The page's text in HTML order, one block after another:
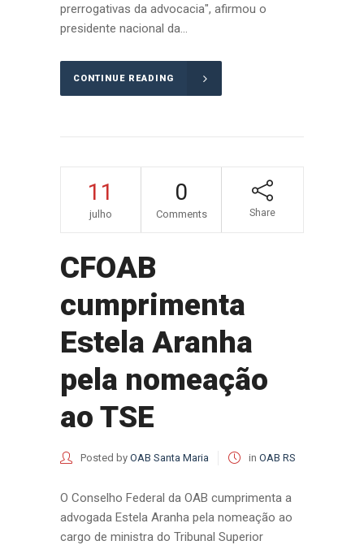
prerrogativas da advocacia", afirmou o
presidente nacional da...
CONTINUE READING
11
julho
0
Comments Share
CFOAB
cumprimenta
Estela Aranha
pela nomeação
ao TSE
Posted by OAB Santa Maria in OAB RS
O Conselho Federal da OAB cumprimenta a
advogada Estela Aranha pela nomeação ao
cargo de ministra do Tribunal Superior